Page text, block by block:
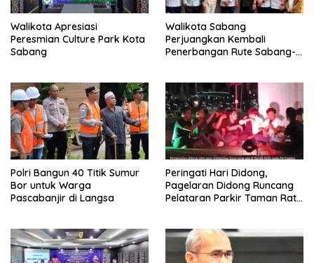
Walikota Apresiasi
Peresmian Culture Park Kota
Sabang
Walikota Sabang
Perjuangkan Kembali
Penerbangan Rute Sabang-
Polri Bangun 40 Titik Sumur
Bor untuk Warga
Pascabanjir di Langsa
Peringati Hari Didong,
Pagelaran Didong Runcang
Pelataran Parkir Taman Ratu